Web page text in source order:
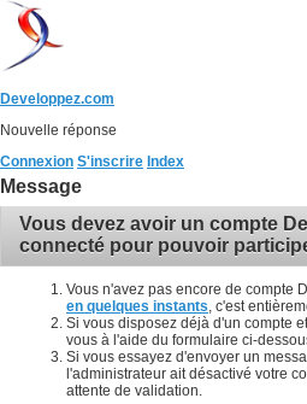
Developpez.com
Nouvelle réponse
Connexion S'inscrire Index
Message
Vous devez avoir un compte
connecté pour pouvoir
Vous n'avez pas encore de compte
en quelques instants , c'est
Si vous disposez déjà d'un compte
vous à l'aide du formulaire ci-
Si vous essayez d'envoyer un
l'administrateur ait désactivé votre
attente de validation.